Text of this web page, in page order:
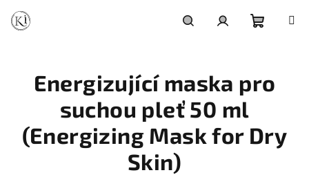
obsah
košík
Energizující maska pro
suchou pleť 50 ml
(Energizing Mask for Dry
Skin)